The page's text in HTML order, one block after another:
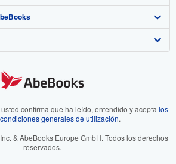
confirma que ha leído, entendido y acepta los
generales de utilización.
& AbeBooks Europe GmbH. Todos los derechos
reservados.